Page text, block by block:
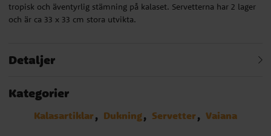
tropisk och äventyrlig stämning på kalaset. Servetterna har 2 lager
och är ca 33 x 33 cm stora utvikta.
Detaljer
Kategorier
Kalasartiklar Dukning Servetter Vaiana